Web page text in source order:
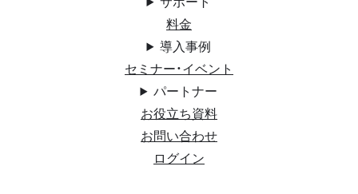
料金
導入事例
セミナー・イベント
パートナー
お役立ち資料
お問い合わせ
ログイン